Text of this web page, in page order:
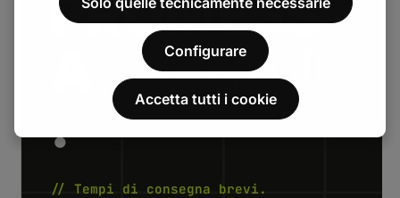
PROMESS
. FENAU
.
// Tempi di consegna brevi.
Configurare
Accetta tutti i cookie